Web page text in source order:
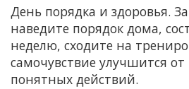
День порядка и здоровья.
наведите порядок дома,
неделю, сходите на
самочувствие улучшится
понятных действий.